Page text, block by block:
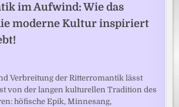
im Aufwind: Wie das
moderne Kultur inspiriert
Verbreitung der Ritterromantik lässt
von der langen kulturellen Tradition des
höfische Epik, Minnesang,